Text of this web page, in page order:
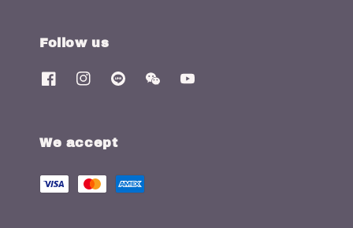
Follow us
We accept